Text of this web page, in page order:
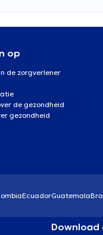
op
de zorgverlener
de gezondheid
gezondheid
EcuadorGuatemala
Download